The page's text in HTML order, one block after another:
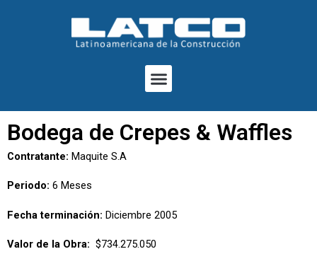
Menu
Bodega de Crepes & Waffles
Contratante: Maquite S.A
Periodo: 6 Meses
Fecha terminación: Diciembre 2005
Valor de la Obra: $734.275.050